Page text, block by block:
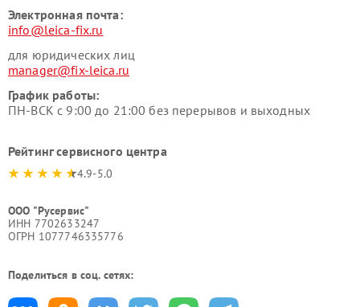
Электронная почта:
info@leica-fix.ru
для юридических лиц
manager@fix-leica.ru
График работы:
ПН-ВСК с 9:00 до 21:00 без перерывов и выходных
Рейтинг сервисного центра
4.9-5.0
ООО "Русервис"
ИНН 7702633247
ОГРН 1077746335776
Поделиться в соц. сетях: